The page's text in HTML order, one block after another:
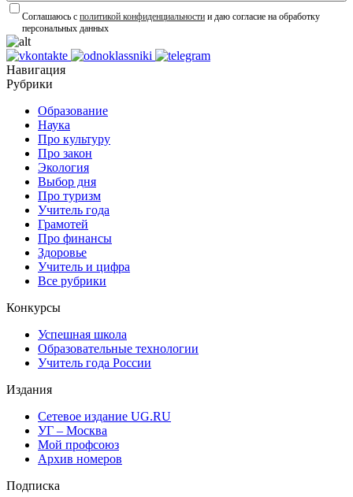
Соглашаюсь с политикой конфиденциальности и даю согласие на обработку
персональных данных
Навигация
Рубрики
Образование
Наука
Про культуру
Про закон
Экология
Выбор дня
Про туризм
Учитель года
Грамотей
Про финансы
Здоровье
Учитель и цифра
Все рубрики
Конкурсы
Успешная школа
Образовательные технологии
Учитель года России
Издания
Сетевое издание UG.RU
УГ – Москва
Мой профсоюз
Архив номеров
Подписка